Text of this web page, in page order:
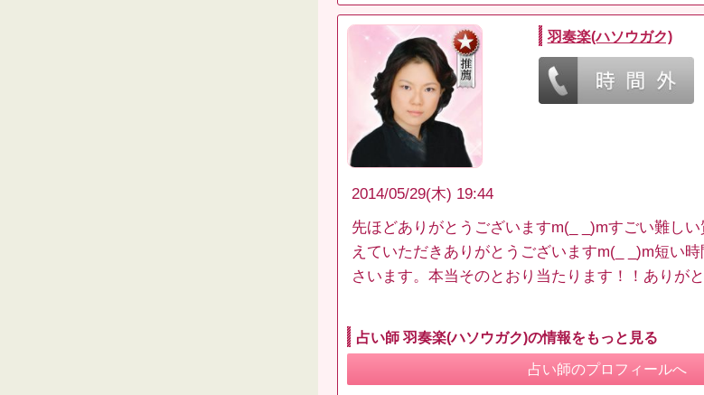
羽奏楽(ハソウガク)
2014/05/29(木) 19:44
先ほどありがとうございますm(_ _)mすごい難し
えていただきありがとうございますm(_ _)m短い
さいます。本当そのとおり当たります！！ありがと
占い師 羽奏楽(ハソウガク)の情報をもっと見る
占い師のプロフィールへ